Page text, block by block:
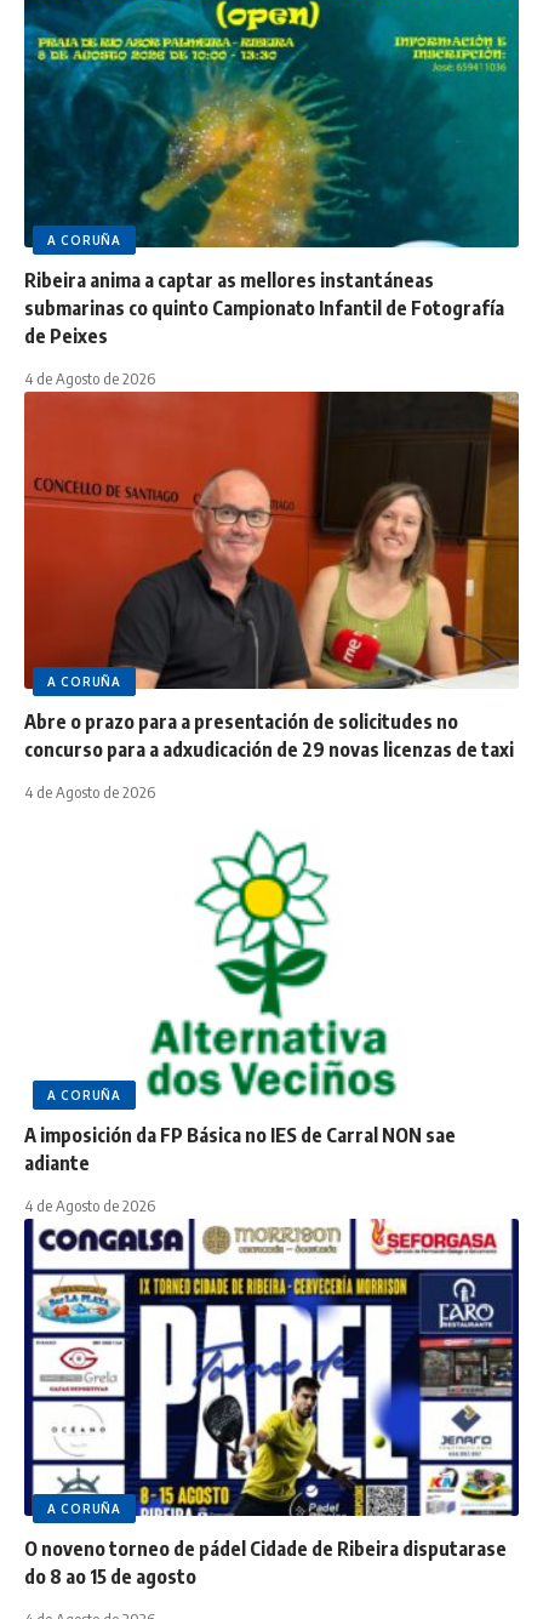
A CORUÑA
Ribeira anima a captar as mellores instantáneas
submarinas co quinto Campionato Infantil de Fotografía
de Peixes
4 de Agosto de 2026
A CORUÑA
Abre o prazo para a presentación de solicitudes no
concurso para a adxudicación de 29 novas licenzas de taxi
4 de Agosto de 2026
A CORUÑA
A imposición da FP Básica no IES de Carral NON sae
adiante
4 de Agosto de 2026
A CORUÑA
O noveno torneo de pádel Cidade de Ribeira disputarase
do 8 ao 15 de agosto